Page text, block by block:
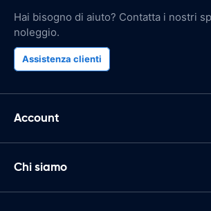
Hai bisogno di aiuto? Contatta i nostri
noleggio.
Assistenza clienti
Account
Chi siamo